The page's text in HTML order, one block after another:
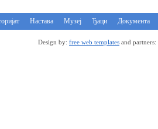
Настава Музеј Ђаци Документа
Design by: free web templates and partners: